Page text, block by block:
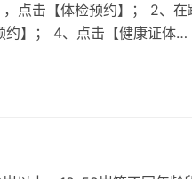
点击【体检预约】； 2、在
】； 4、点击【健康证体